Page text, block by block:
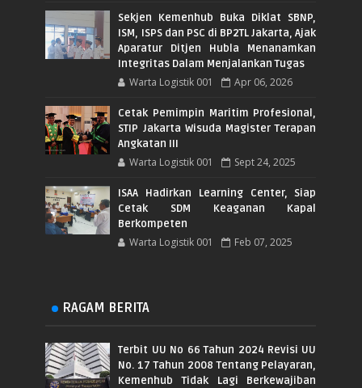
Sekjen Kemenhub Buka Diklat SBNP,
ISM, ISPS dan PSC di BP2TL Jakarta, Ajak
Aparatur Ditjen Hubla Menanamkan
Integritas Dalam Menjalankan Tugas
Warta Logistik 001 Apr 06, 2026
Cetak Pemimpin Maritim Profesional,
STIP Jakarta Wisuda Magister Terapan
Angkatan III
Warta Logistik 001 Sept 24, 2025
ISAA Hadirkan Learning Center, Siap
Cetak SDM Keaganan Kapal
Berkompeten
Warta Logistik 001 Feb 07, 2025
RAGAM BERITA
Terbit UU No 66 Tahun 2024 Revisi UU
No. 17 Tahun 2008 Tentang Pelayaran,
Kemenhub Tidak Lagi Berkewajiban